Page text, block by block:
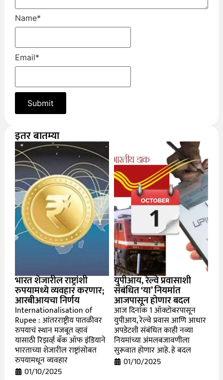
Name*
Email*
इतर बातम्या
भारत शेजारील राष्ट्रांशी
रुपयामध्ये व्यवहार करणार;
आरबीआयचा निर्णय
Internationalisation of
Rupee : आंतरराष्ट्रीय पातळीवर
रुपयाचं स्थान मजबूत व्हावं
यासाठी रिझर्व्ह बँक ऑफ इंडियाने
भारताच्या शेजारील राष्ट्रांसोबत
रुपयामधून व्यवहार
01/10/2025
युपीआय, रेल्वे प्रवासाशी
संबंधित ‘या’ नियमांत
आजपासून होणार बदल
आज दिनांक 1 ऑक्टोबरपासून
युपीआय, रेल्वे प्रवास आणि आधार
अपडेटशी संबंधित काही नव्या
नियमांच्या अंमलबजावणीला
सुरूवात होणार आहे. हे बदल
01/10/2025